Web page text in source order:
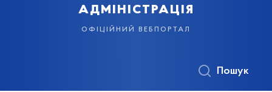
адміністрація
офіційний вебпортал
Пошук